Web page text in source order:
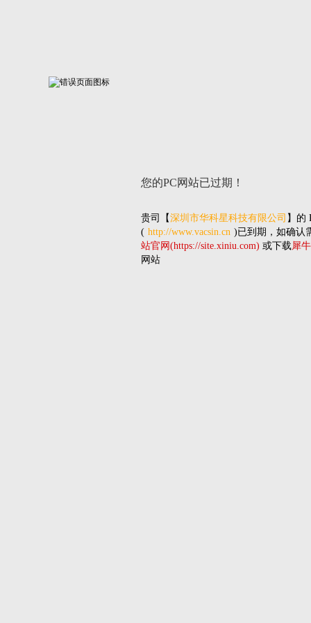
您的PC网站已过期！
贵司 【深圳市华科星科技有限公司 】的
( http://www.vacsin.cn )已到期，如确认
站官网(https://site.xiniu.com) 或下载犀
网站